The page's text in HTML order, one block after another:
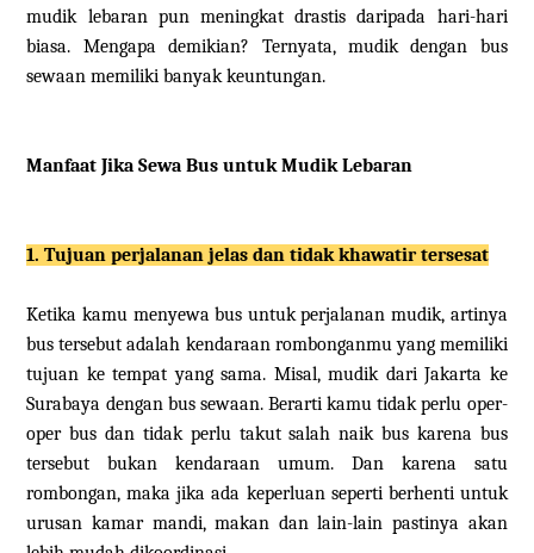
mudik lebaran pun meningkat drastis daripada hari-hari
biasa. Mengapa demikian? Ternyata, mudik dengan bus
sewaan memiliki banyak keuntungan.
Manfaat Jika Sewa Bus untuk Mudik Lebaran
1. Tujuan perjalanan jelas dan tidak khawatir tersesat
Ketika kamu menyewa bus untuk perjalanan mudik, artinya
bus tersebut adalah kendaraan rombonganmu yang memiliki
tujuan ke tempat yang sama. Misal, mudik dari Jakarta ke
Surabaya dengan bus sewaan. Berarti kamu tidak perlu oper-
oper bus dan tidak perlu takut salah naik bus karena bus
tersebut bukan kendaraan umum. Dan karena satu
rombongan, maka jika ada keperluan seperti berhenti untuk
urusan kamar mandi, makan dan lain-lain pastinya akan